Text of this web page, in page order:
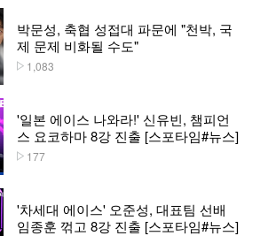
박문성, 축협 성접대 파문에 "천박, 국
제 문제 비화될 수도"
1,083
'일본 에이스 나와라!' 신유빈, 챔피언
스 요코하마 8강 진출 [스포타임#뉴스]
177
'차세대 에이스' 오준성, 대표팀 선배
임종훈 꺾고 8강 진출 [스포타임#뉴스]